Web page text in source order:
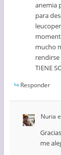
anemia
para
mucho
TIENE
Responder
Nuria
me